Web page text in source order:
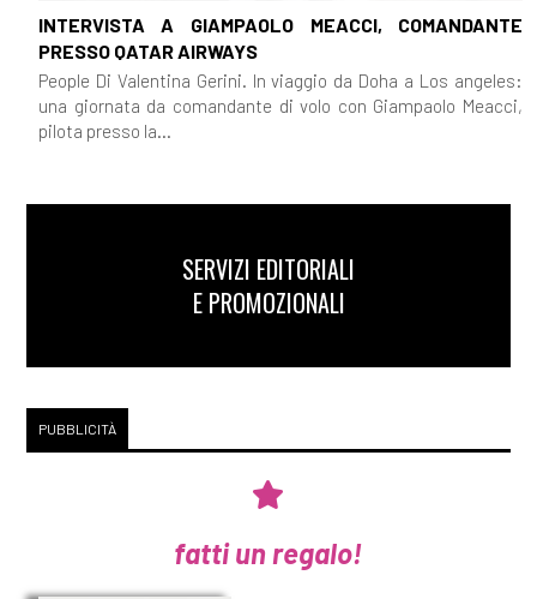
INTERVISTA A GIAMPAOLO MEACCI, COMANDANTE
PRESSO QATAR AIRWAYS
People Di Valentina Gerini. In viaggio da Doha a Los angeles:
una giornata da comandante di volo con Giampaolo Meacci,
pilota presso la...
SERVIZI EDITORIALI
E PROMOZIONALI
PUBBLICITÀ
fatti un regalo!